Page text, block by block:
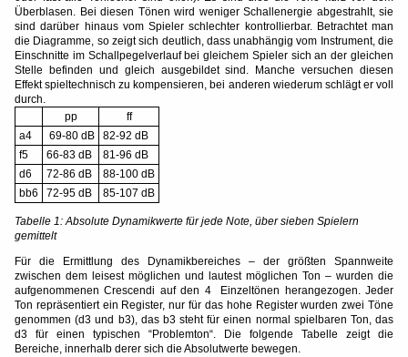
Überblasen. Bei diesen Tönen wird weniger Schallenergie abgestrahlt, sie
sind darüber hinaus vom Spieler schlechter kontrollierbar. Betrachtet man
die Diagramme, so zeigt sich deutlich, dass unabhängig vom Instrument, die
Einschnitte im Schallpegelverlauf bei gleichem Spieler sich an der gleichen
Stelle befinden und gleich ausgebildet sind. Manche versuchen diesen
Effekt spieltechnisch zu kompensieren, bei anderen wiederum schlägt er voll
durch.
pp
ff
a4
69-80 dB
82-92 dB
f5
66-83 dB
81-96 dB
d6
72-86 dB
88-100 dB
bb6
72-95 dB 85-107 dB
Tabelle 1: Absolute Dynamikwerte für jede Note, über sieben Spielern
gemittelt
Für die Ermittlung des Dynamikbereiches – der größten Spannweite
zwischen dem leisest möglichen und lautest möglichen Ton – wurden die
aufgenommenen Crescendi auf den 4 Einzeltönen herangezogen. Jeder
Ton repräsentiert ein Register, nur für das hohe Register wurden zwei Töne
genommen (d3 und b3), das b3 steht für einen normal spielbaren Ton, das
d3 für einen typischen “Problemton“. Die folgende Tabelle zeigt die
Bereiche, innerhalb derer sich die Absolutwerte bewegen.